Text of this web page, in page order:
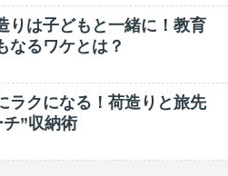
りは子どもと一緒に！教育
なるワケとは？
ラクになる！荷造りと旅先
”収納術